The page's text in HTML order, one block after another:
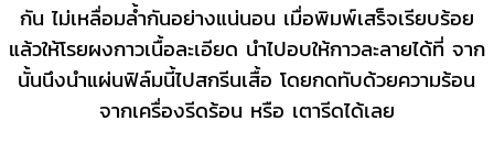
กัน ไม่เหลื่อมล้ำกันอย่างแน่นอน เมื่อพิมพ์เสร็จเรียบร้อย
แล้วให้โรยผงกาวเนื้อละเอียด นำไปอบให้กาวละลายได้ที่ จาก
นั้นนึงนำแผ่นฟิล์มนี้ไปสกรีนเสื้อ โดยกดทับด้วยความร้อน
จากเครื่องรีดร้อน หรือ เตารีดได้เลย